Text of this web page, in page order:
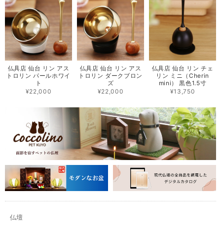
仏具店 仙台 リン アス
トロリン パールホワイ
ト
¥22,000
仏具店 仙台 リン アス
トロリン ダークブロン
ズ
¥22,000
仏具店 仙台 リン チェ
リン ミニ（Cherin
mini） 黒色1.5寸
¥13,750
仏壇